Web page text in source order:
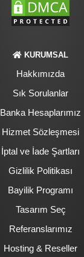
KURUMSAL
Hakkımızda
Sık Sorulanlar
Banka Hesaplarımız
Hizmet Sözleşmesi
İptal ve İade Şartları
Gizlilik Politikası
Bayilik Programı
Tasarım Seç
Referanslarımız
Hosting & Reseller